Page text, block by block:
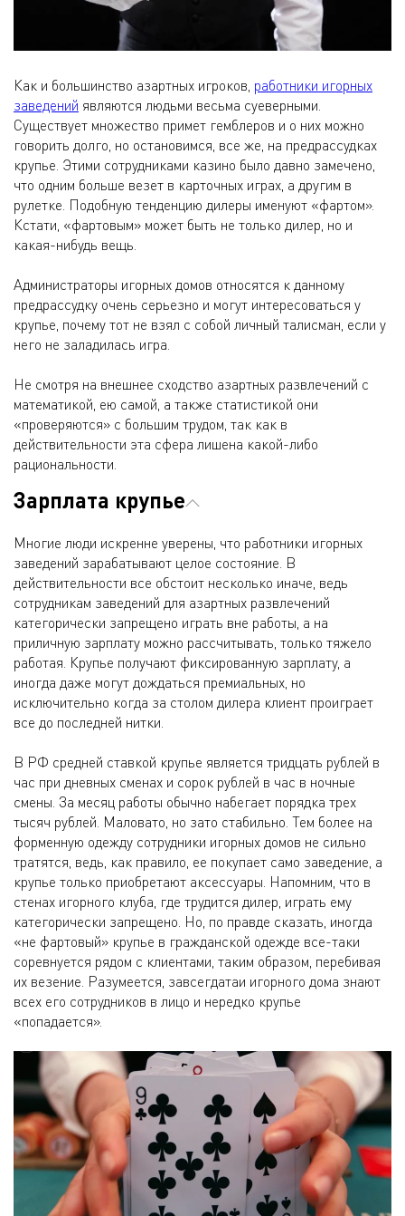
Как и большинство азартных игроков, работники игорных
заведений являются людьми весьма суеверными.
Существует множество примет гемблеров и о них можно
говорить долго, но остановимся, все же, на предрассудках
крупье. Этими сотрудниками казино было давно замечено,
что одним больше везет в карточных играх, а другим в
рулетке. Подобную тенденцию дилеры именуют «фартом».
Кстати, «фартовым» может быть не только дилер, но и
какая-нибудь вещь.
Администраторы игорных домов относятся к данному
предрассудку очень серьезно и могут интересоваться у
крупье, почему тот не взял с собой личный талисман, если у
него не заладилась игра.
Не смотря на внешнее сходство азартных развлечений с
математикой, ею самой, а также статистикой они
«проверяются» с большим трудом, так как в
действительности эта сфера лишена какой-либо
рациональности.
Зарплата крупье
Многие люди искренне уверены, что работники игорных
заведений зарабатывают целое состояние. В
действительности все обстоит несколько иначе, ведь
сотрудникам заведений для азартных развлечений
категорически запрещено играть вне работы, а на
приличную зарплату можно рассчитывать, только тяжело
работая. Крупье получают фиксированную зарплату, а
иногда даже могут дождаться премиальных, но
исключительно когда за столом дилера клиент проиграет
все до последней нитки.
В РФ средней ставкой крупье является тридцать рублей в
час при дневных сменах и сорок рублей в час в ночные
смены. За месяц работы обычно набегает порядка трех
тысяч рублей. Маловато, но зато стабильно. Тем более на
форменную одежду сотрудники игорных домов не сильно
тратятся, ведь, как правило, ее покупает само заведение, а
крупье только приобретают аксессуары. Напомним, что в
стенах игорного клуба, где трудится дилер, играть ему
категорически запрещено. Но, по правде сказать, иногда
«не фартовый» крупье в гражданской одежде все-таки
соревнуется рядом с клиентами, таким образом, перебивая
их везение. Разумеется, завсегдатаи игорного дома знают
всех его сотрудников в лицо и нередко крупье
«попадается».